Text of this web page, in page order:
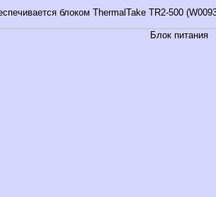
блоком ThermalTake TR2-500